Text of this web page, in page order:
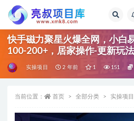
快手磁力聚星火爆全网，小白
100-200+，居家操作-更新玩法
实操项目 2 年前 1 151
当前位置： 首页 全部分类 实操项目